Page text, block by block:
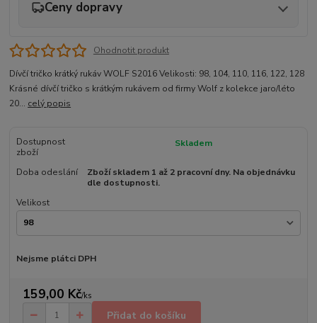
Ceny dopravy
Ohodnotit produkt
Dívčí tričko krátký rukáv WOLF S2016 Velikosti: 98, 104, 110, 116, 122, 128
Krásné dívčí tričko s krátkým rukávem od firmy Wolf z kolekce jaro/léto
20... celý popis
Dostupnost
zboží
Skladem
Doba odeslání
Zboží skladem 1 až 2 pracovní dny. Na objednávku
dle dostupnosti.
Velikost
Nejsme plátci DPH
159,00 Kč/ks
Přidat do košíku